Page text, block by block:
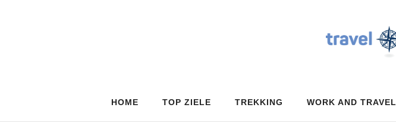
HOME TOP ZIELE TREKKING WORK AND TRAVEL